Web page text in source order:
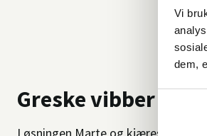
Vi
dem,
Greske vibber
Løsningen Marte og kjæresten falt